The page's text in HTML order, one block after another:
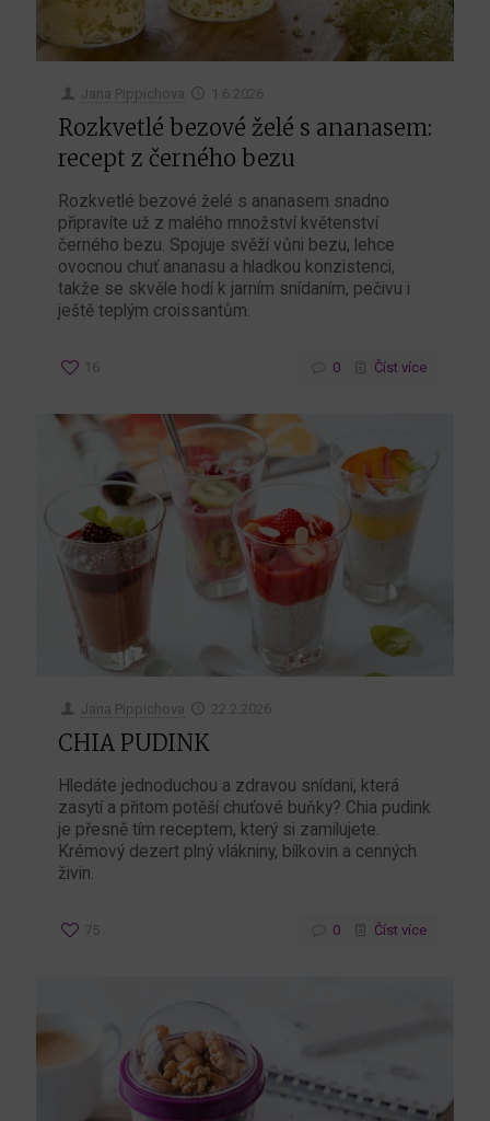
Jana Pippichova 1.6.2026
Rozkvetlé bezové želé s ananasem:
recept z černého bezu
Rozkvetlé bezové želé s ananasem snadno
připravíte už z malého množství květenství
černého bezu. Spojuje svěží vůni bezu, lehce
ovocnou chuť ananasu a hladkou konzistenci,
takže se skvěle hodí k jarním snídaním, pečivu i
ještě teplým croissantům.
16 0 Číst více
Jana Pippichova 22.2.2026
CHIA PUDINK
Hledáte jednoduchou a zdravou snídani, která
zasytí a přitom potěší chuťové buňky? Chia pudink
je přesně tím receptem, který si zamilujete.
Krémový dezert plný vlákniny, bílkovin a cenných
živin.
75 0 Číst více